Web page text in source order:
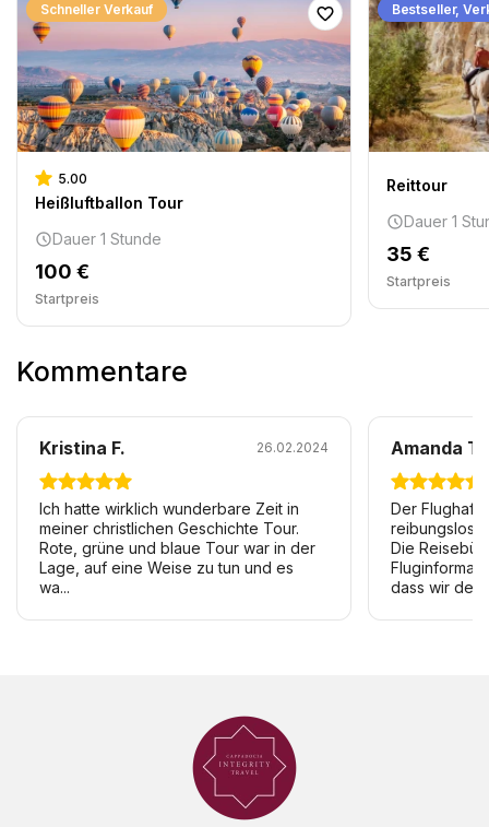
Schneller Verkauf
5.00
Heißluftballon Tour
Dauer 1 Stunde
100 €
Startpreis
Bestseller,
Reittour
Dauer 1
35 €
Startpreis
Kommentare
Kristina F. 26.02.2024
Ich hatte wirklich wunderbare Zeit in
meiner christlichen Geschichte Tour.
Rote, grüne und blaue Tour war in der
Lage, auf eine Weise zu tun und es
wa...
Amanda T.
Der
reibungslos
Die
dass wir den